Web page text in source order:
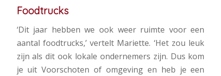
Foodtrucks
‘Dit jaar hebben we ook weer ruimte voor een
aantal foodtrucks,’ vertelt Mariette. ‘Het zou leuk
zijn als dit ook lokale ondernemers zijn. Dus kom
je uit Voorschoten of omgeving en heb je een